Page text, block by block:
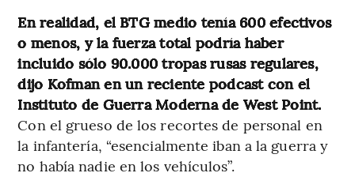
En realidad, el BTG medio tenía 600 efectivos
o menos, y la fuerza total podría haber
incluido sólo 90.000 tropas rusas regulares,
dijo Kofman en un reciente podcast con el
Instituto de Guerra Moderna de West Point.
Con el grueso de los recortes de personal en
la infantería, “esencialmente iban a la guerra y
no había nadie en los vehículos”.